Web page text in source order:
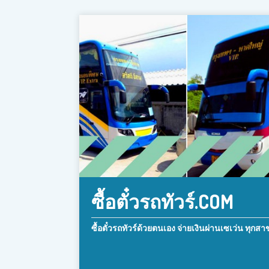
ซื้อตั๋วรถทัวร์.COM
ซื้อตั๋วรถทัวร์ด้วยตนเอง จ่ายเงินผ่านเซเว่น ทุกสา